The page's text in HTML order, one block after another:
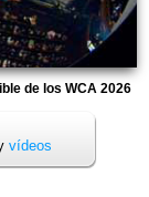
de los WCA 2026
vídeos